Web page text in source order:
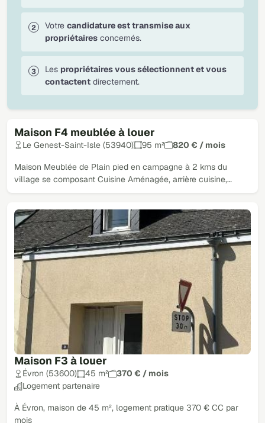
Maison F4 meublée à louer
Le Genest-Saint-Isle (53940) 95 m² 820 € / mois
Maison Meublée de Plain pied en campagne à 2 kms du
village se composant Cuisine Aménagée, arrière cuisine,…
Maison F3 à louer
Évron (53600) 45 m²
370 € / mois
Logement partenaire
À Évron, maison de 45 m², logement pratique 370 € CC par
mois
Votre candidature est transmise aux
propriétaires concernés.
Les propriétaires vous sélectionnent et vous
contactent directement.